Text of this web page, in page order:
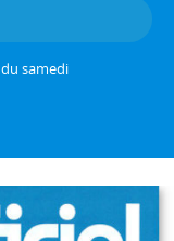
du samedi